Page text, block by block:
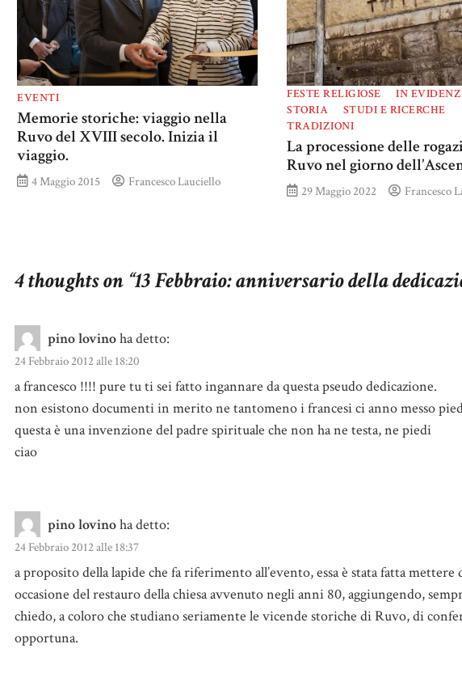
EVENTI
Memorie storiche: viaggio nella
Ruvo del XVIII secolo. Inizia il
viaggio.
4 Maggio 2015 Francesco Lauciello
FESTE RELIGIOSE
IN
STORIA
STUDI E RICERCHE
TRADIZIONI
La processione delle
Ruvo nel giorno
29 Maggio 2022 Francesco
4 thoughts on “13 Febbraio: anniversario della
pino lovinoha detto:
24 Febbraio 2012 alle 18:20
a francesco !!!! pure tu ti sei fatto ingannare da questa pseudo dedicazione.
non esistono documenti in merito ne tantomeno i francesi ci anno messo
questa è una invenzione del padre spirituale che non ha ne testa, ne piedi
ciao
pino lovinoha detto:
24 Febbraio 2012 alle 18:37
a proposito della lapide che fa riferimento all’evento, essa è stata fatta
occasione del restauro della chiesa avvenuto negli anni 80, aggiungendo,
chiedo, a coloro che studiano seriamente le vicende storiche di Ruvo, di
opportuna.